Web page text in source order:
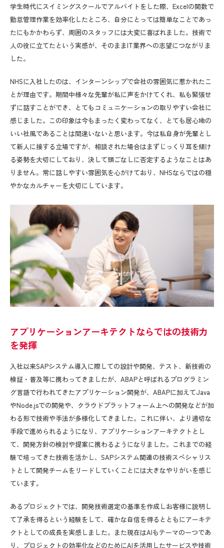
学生時代にスイミングスクールでアルバイトをした際、 Excelの関数で
勤怠管理作業を効率化したところ、自分にとっては簡単なことであっ
たにもかかわらず、周囲のスタッフには大変に喜ばれました。技術で
人の役に立てたという実感が、そのままIT業界への志望につながりま
した。
NHSに入社したのは、インターンシップで会社の雰囲気に惹かれたこ
とが理由です。期間中様々な先輩が私に声をかけてくれ、私も緊張せ
ずに話すことができ、とてもコミュニケーションの取りやすい会社に
感じました。この印象は今もまったく変わってなく、とても居心地の
いい社風であることは間違いないと思います。今は私自身が先輩とし
て新人に接する立場ですが、相談された場合はまずじっくり耳を傾け
る姿勢を大切にしており、決して頭ごなしに否定するようなことはあ
りません。常に話しやすい雰囲気を心がけており、 NHSならではの穏
やかなカルチャーを大切にしています。
アプリケーションアーキテクトならではの技術力
を発揮
入社以来SAPシステム導入に際しての設計や開発、テスト、新技術の
検証・普及等に携わってきましたが、 ABAPと呼ばれるプログラミン
グ言語で行われてきたアプリケーション開発が、ABAPに加えてJava
やNode.jsでの開発や、クラウドプラットフォーム上への開発などが加
わる形で技術や手法が多様化してきました。これに伴い、より適切な
手段で進められるようになり、アプリケーションアーキテクトとし
て、開発方針の検討や提案に携わるようになりました。これまでの経
験で培ってきた技術を活かし、 SAPシステム関連の技術スペシャリス
トとして開発チームをリードしていくことには大きなやりがいを感じ
ています。
あるプロジェクトでは、開発技術選定の基準を作成しお客様に説明し
て了承を得るという経験をして、確かな自信を得るとともにアーキテ
クトとしての成長を実感しました。また現在はAIもテーマの一つであ
り、プロジェクトの効率化などのためにAIを活用したサービスや技術